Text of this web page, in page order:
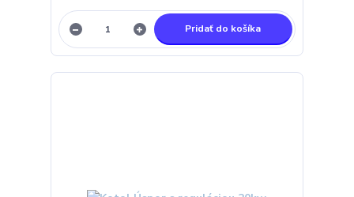
Pridať do košíka